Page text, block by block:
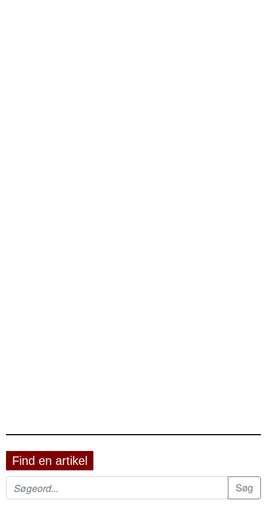
Find en artikel